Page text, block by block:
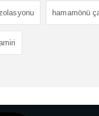
hamamönü